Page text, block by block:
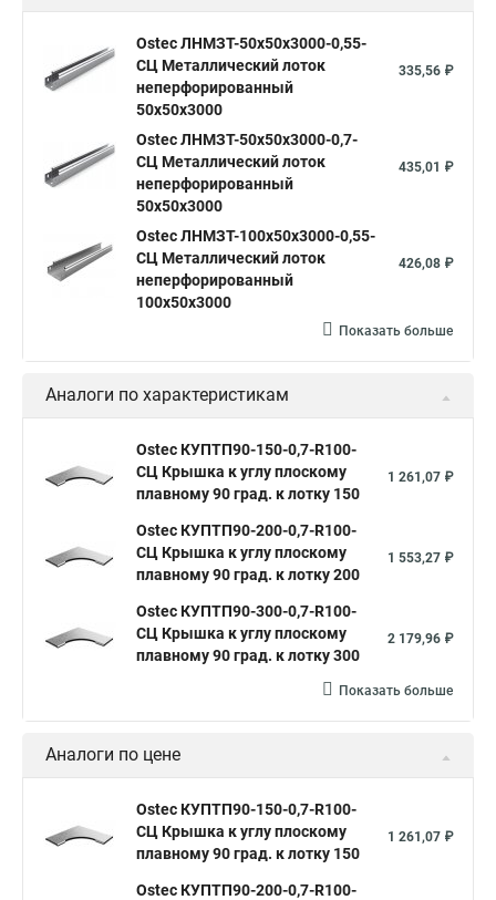
Ostec ЛНМЗТ-50х50х3000-0,55-
СЦ Металлический лоток
неперфорированный
50х50х3000
335,56 ₽
Ostec ЛНМЗТ-50х50х3000-0,7-
СЦ Металлический лоток
неперфорированный
50х50х3000
435,01 ₽
Ostec ЛНМЗТ-100х50х3000-0,55-
СЦ Металлический лоток
неперфорированный
100х50х3000
426,08 ₽
Показать больше
Аналоги по характеристикам
Ostec КУПТП90-150-0,7-R100-
СЦ Крышка к углу плоскому
плавному 90 град. к лотку 150
1 261,07 ₽
Ostec КУПТП90-200-0,7-R100-
СЦ Крышка к углу плоскому
плавному 90 град. к лотку 200
1 553,27 ₽
Ostec КУПТП90-300-0,7-R100-
СЦ Крышка к углу плоскому
плавному 90 град. к лотку 300
2 179,96 ₽
Показать больше
Аналоги по цене
Ostec КУПТП90-150-0,7-R100-
СЦ Крышка к углу плоскому
плавному 90 град. к лотку 150
1 261,07 ₽
Ostec КУПТП90-200-0,7-R100-